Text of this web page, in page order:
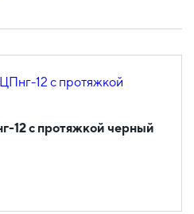
12 с протяжкой черный